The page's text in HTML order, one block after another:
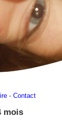
- Contact
mois